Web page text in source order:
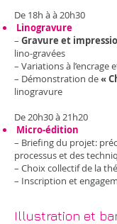
De 18h à à 20h30
Linogravure
– Gravure et
lino-gravées
– Variations à l’encrage
– Démonstration de«
linogravure
De 20h30 à 21h20
Micro-édition
– Briefing du projet:
processus et des
– Choix collectif de la
– Inscription et
Illustration et